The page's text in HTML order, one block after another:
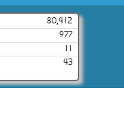
80,412
977
11
43